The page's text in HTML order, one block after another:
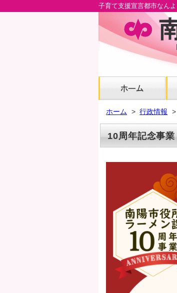
子育て支援宣言都市なんよ
メ
ン
コ
ン
へ
ロ
バ
ホーム 行政情報
10周年記念事